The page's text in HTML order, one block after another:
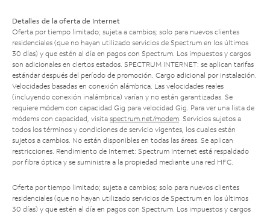
Detalles de la oferta de Internet
Oferta por tiempo limitado; sujeta a cambios; solo para nuevos clientes
residenciales (que no hayan utilizado servicios de Spectrum en los últimos
30 días) y que estén al día en pagos con Spectrum. Los impuestos y cargos
son adicionales en ciertos estados. SPECTRUM INTERNET: se aplican tarifas
estándar después del período de promoción. Cargo adicional por instalación.
Velocidades basadas en conexión alámbrica. Las velocidades reales
(incluyendo conexión inalámbrica) varían y no están garantizadas. Se
requiere módem con capacidad Gig para velocidad Gig. Para ver una lista de
módems con capacidad, visita spectrum.net/modem . Servicios sujetos a
todos los términos y condiciones de servicio vigentes, los cuales están
sujetos a cambios. No están disponibles en todas las áreas. Se aplican
restricciones. Rendimiento de Internet: Spectrum Internet está respaldado
por fibra óptica y se suministra a la propiedad mediante una red HFC.
Oferta por tiempo limitado; sujeta a cambios; solo para nuevos clientes
residenciales (que no hayan utilizado servicios de Spectrum en los últimos
30 días) y que estén al día en pagos con Spectrum. Los impuestos y cargos